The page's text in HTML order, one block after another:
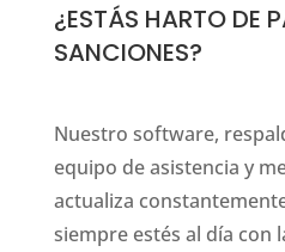
¿ESTÁS HARTO DE
SANCIONES?
Nuestro software,
equipo de asistencia y
actualiza
siempre estés al día con